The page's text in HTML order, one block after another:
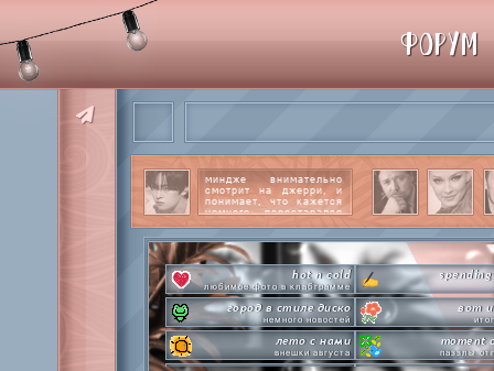
миндже внимательно
смотрит на джерри, и
понимает, что кажется
немного перестарался
далее
hot n cold
любимое фото в клабграмме
город в стиле диско
немного новостей
вот
лето с нами
внешки августа
moment
паззлы
ФОРУМ